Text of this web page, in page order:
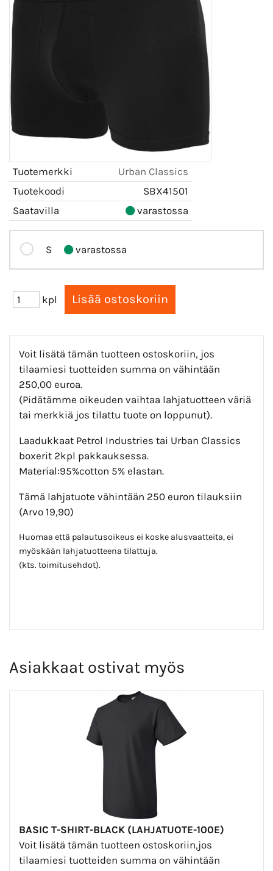
Tuotemerkki
Urban Classics
Tuotekoodi
SBX41501
Saatavilla
varastossa
S varastossa
kpl
Voit lisätä tämän tuotteen ostoskoriin, jos
tilaamiesi tuotteiden summa on vähintään
250,00 euroa.
(Pidätämme oikeuden vaihtaa lahjatuotteen väriä
tai merkkiä jos tilattu tuote on loppunut).
Laadukkaat Petrol Industries tai Urban Classics
boxerit 2kpl pakkauksessa.
Material:95%cotton 5% elastan.
Tämä lahjatuote vähintään 250 euron tilauksiin
(Arvo 19,90)
Huomaa että palautusoikeus ei koske alusvaatteita, ei
myöskään lahjatuotteena tilattuja.
(kts. toimitusehdot).
Asiakkaat ostivat myös
BASIC T-SHIRT-BLACK (LAHJATUOTE-100E)
Voit lisätä tämän tuotteen ostoskoriin,jos
tilaamiesi tuotteiden summa on vähintään